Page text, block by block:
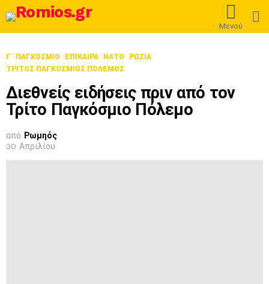
Μενού
Γ΄ ΠΑΓΚΌΣΜΙΟ ΕΠΊΚΑΙΡΑ ΝΑΤΟ
ΡΩΣΊΑ
ΤΡΊΤΟΣ ΠΑΓΚΌΣΜΙΟΣ ΠΌΛΕΜΟΣ
Διεθνείς ειδήσεις πριν από τον
Τρίτο Παγκόσμιο Πόλεμο
από Ρωμηός
30 Απριλίου